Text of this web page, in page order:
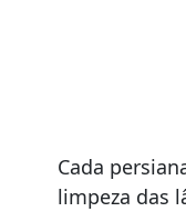
Cada
limpeza das